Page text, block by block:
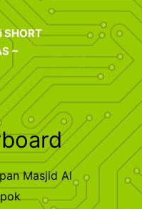
~
Masjid Al